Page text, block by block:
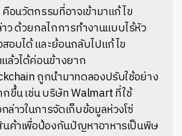
อนวัตกรรมที่อาจเข้ามาแก้ไข
ด้วยกลไกการทำงานแบบไร้หัว
สอบได้ และย้อนกลับไปแก้ไข
ล้วได้ค่อนข้างยาก
ถูกนำมาทดลองปรับใช้อย่าง
ขึ้น เช่น บริษัท Walmart ที่ใช้
ล่าวในการจัดเก็บข้อมูลห่วงโซ่
ค้าเพื่อป้องกันปัญหาอาหารเป็นพิษ